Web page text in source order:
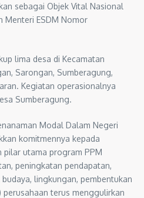
sebagai Objek Vital Nasional
Menteri ESDM Nomor
lima desa di Kecamatan
Sarongan, Sumberagung,
Kegiatan operasionalnya
Sumberagung.
Modal Dalam Negeri
komitmennya kepada
pilar utama program PPM
peningkatan pendapatan,
lingkungan, pembentukan
terus menggulirkan